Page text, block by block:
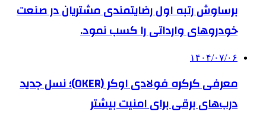
برساوش رتبه اول رضایتمندی مشتریان در صنعت
خودروهای وارداتی را کسب نمود.
۱۴۰۴/۰۷/۰۶
معرفی کرکره فولادی اوکر (OKER)؛ نسل جدید
درب‌های برقی برای امنیت بیشتر